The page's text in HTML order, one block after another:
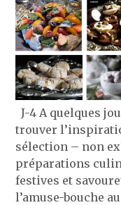
J-4 A quelques
trouver
sélection – non
préparations
festives et
l’amuse-bouche